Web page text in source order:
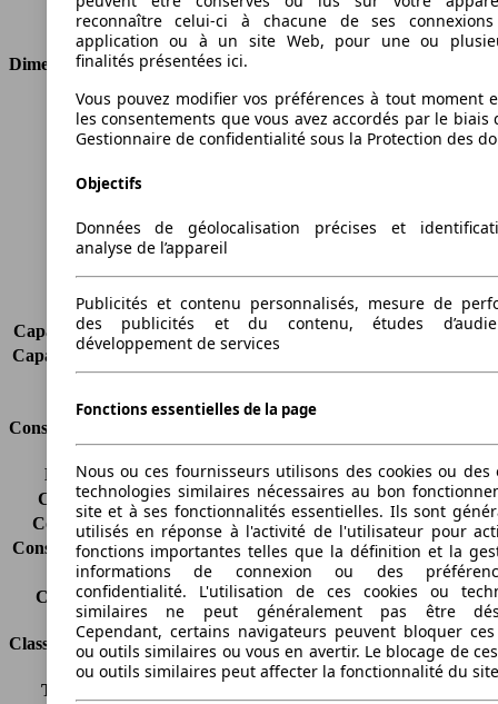
Type de traction
Traction avant
Dimensions
Longueur
4857 mm
Hauteur
1677 mm
Empattement
Charge maximale
783 kg
Portes
Sièges
5
Charge sur toit
-
Capacité de remorquage (sans freins) 750 kg
Capacité de remorquage (avec freins)
Consommation
Émissions de CO2*
168 g/km (komb.)
Consommation (ville)
9.2 l/100km
Consommation (route)
6.3 l/100km
Consommation (combinée)* 7.4 l/100km
Classe d'émissions
Euro 6
Capacité du réservoir
58 l
Classes d'assurance
Tous risques
reconnaître celui-ci à chacune de ses
application ou à un site Web, pour une ou
finalités présentées ici.
Vous pouvez modifier vos préférences à tout moment
les consentements que vous avez accordés par le biais
Gestionnaire de confidentialité sous la Protection des
Objectifs
Données de géolocalisation précises et
analyse de l’appareil
Publicités et contenu personnalisés, mesure de
des publicités et du contenu, études
développement de services
Fonctions essentielles de la page
Nous ou ces fournisseurs utilisons des cookies ou des
technologies similaires nécessaires au bon
site et à ses fonctionnalités essentielles. Ils sont
utilisés en réponse à l'activité de l'utilisateur pour
fonctions importantes telles que la définition et la
informations de connexion ou des
confidentialité. L'utilisation de ces cookies ou
similaires ne peut généralement pas être
Cependant, certains navigateurs peuvent bloquer ces
ou outils similaires ou vous en avertir. Le blocage de
ou outils similaires peut affecter la fonctionnalité du